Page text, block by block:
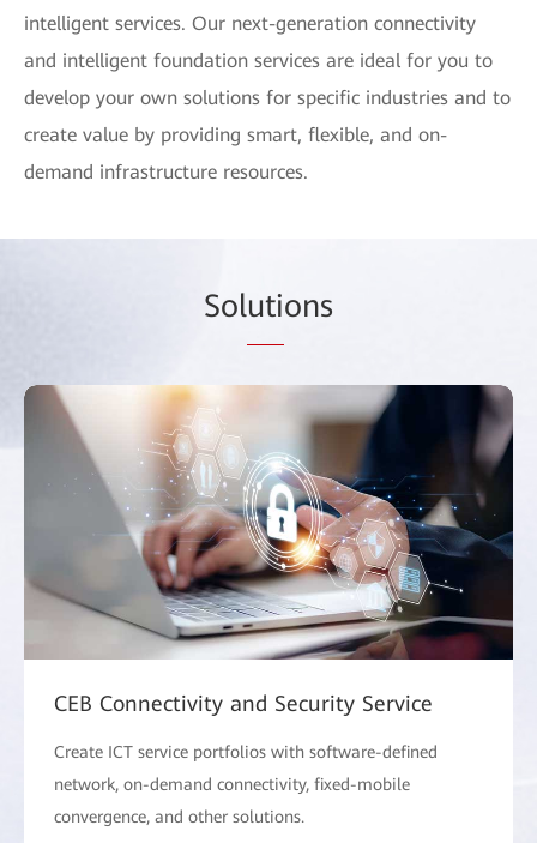
intelligent services. Our next-generation connectivity
and intelligent foundation services are ideal for you to
develop your own solutions for specific industries and to
create value by providing smart, flexible, and on-
demand infrastructure resources.
Solutions
CEB Connectivity and Security Service
Create ICT service portfolios with software-defined
network, on-demand connectivity, fixed-mobile
convergence, and other solutions.